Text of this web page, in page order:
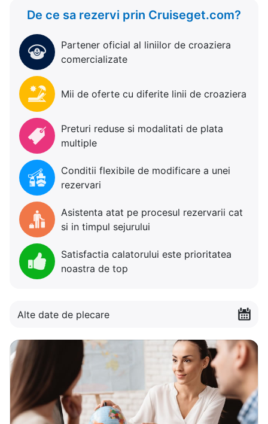
De ce sa rezervi prin Cruiseget.com?
Partener oficial al liniilor de croaziera
comercializate
Mii de oferte cu diferite linii de croaziera
Preturi reduse si modalitati de plata
multiple
Conditii flexibile de modificare a unei
rezervari
Asistenta atat pe procesul rezervarii cat
si in timpul sejurului
Satisfactia calatorului este prioritatea
noastra de top
Alte date de plecare